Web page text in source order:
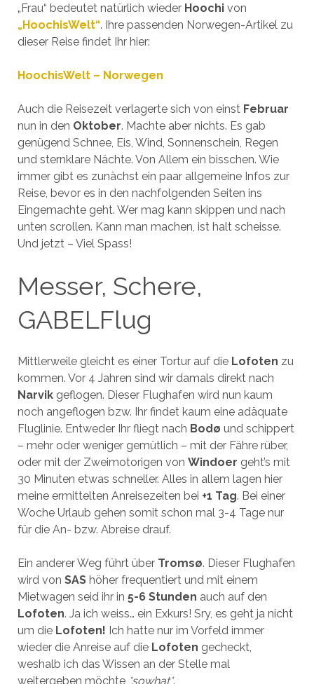
„Frau“ bedeutet natürlich wieder Hoochivon
„HoochisWelt“. Ihre passenden Norwegen-Artikel zu
dieser Reise findet Ihr hier:
HoochisWelt – Norwegen
Auch die Reisezeit verlagerte sich von einst Februar
nun in den Oktober. Machte aber nichts. Es gab
genügend Schnee, Eis, Wind, Sonnenschein, Regen
und sternklare Nächte. Von Allem ein bisschen. Wie
immer gibt es zunächst ein paar allgemeine Infos zur
Reise, bevor es in den nachfolgenden Seiten ins
Eingemachte geht. Wer mag kann skippen und nach
unten scrollen. Kann man machen, ist halt scheisse.
Und jetzt – Viel Spass!
Messer, Schere,
GABELFlug
Mittlerweile gleicht es einer Tortur auf die Lofoten zu
kommen. Vor 4 Jahren sind wir damals direkt nach
Narvikgeflogen. Dieser Flughafen wird nun kaum
noch angeflogen bzw. Ihr findet kaum eine adäquate
Fluglinie. Entweder Ihr fliegt nach Bodø und schippert
– mehr oder weniger gemütlich – mit der Fähre rüber,
oder mit der Zweimotorigen von Windoer geht’s mit
30 Minuten etwas schneller. Alles in allem lagen hier
meine ermittelten Anreisezeiten bei +1 Tag. Bei einer
Woche Urlaub gehen somit schon mal 3-4 Tage nur
für die An- bzw. Abreise drauf.
Ein anderer Weg führt über Tromsø. Dieser Flughafen
wird von SAShöher frequentiert und mit einem
Mietwagen seid ihr in 5-6 Stunden auch auf den
Lofoten. Ja ich weiss… ein Exkurs! Sry, es geht ja nicht
um die Lofoten! Ich hatte nur im Vorfeld immer
wieder die Anreise auf die Lofoten gecheckt,
weshalb ich das Wissen an der Stelle mal
weitergeben möchte *sowhat*.